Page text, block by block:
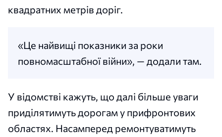
квадратних метрів доріг.
«Це найвищі показники за роки
повномасштабної війни», — додали там.
У відомстві кажуть, що далі більше уваги
приділятимуть дорогам у прифронтових
областях. Насамперед ремонтуватимуть